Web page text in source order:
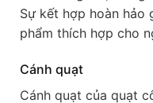
Sự kết hợp hoàn hảo
phẩm thích hợp cho
Cánh quạt
Cánh quạt của quạt